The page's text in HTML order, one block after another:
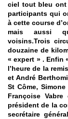
ciel tout bleu ont
participants qui
à cette course
mais aussi
voisins.Trois
douzaine de
« expert » . Enfin
l’heure de la
et André
St Côme,
Françoise
président de la
secrétaire